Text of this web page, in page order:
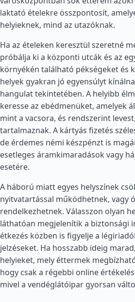
laktató ételekre összpontosít,
helyieknek, mind az utazóknak.
Ha az ételeken keresztül szeretné
próbálja ki a központi utcák és az
környékén található pékségeket és
helyek gyakran jó egyensúlyt
hangulat tekintetében. A helyibb
keresse az ebédmenüket, amelyek
mint a vacsora, és rendszerint
tartalmaznak. A kártyás fizetés
de érdemes némi készpénzt is
esetleges áramkimaradások vagy
esetére.
A háború miatt egyes helyszínek
nyitvatartással működhetnek, vagy
rendelkezhetnek. Válasszon olyan
láthatóan megjelenítik a biztonsági
étkezés közben is figyelje a
jelzéseket. Ha hosszabb ideig
helyieket, mely éttermek
hogy csak a régebbi online
mivel a vendéglátóipar gyorsan